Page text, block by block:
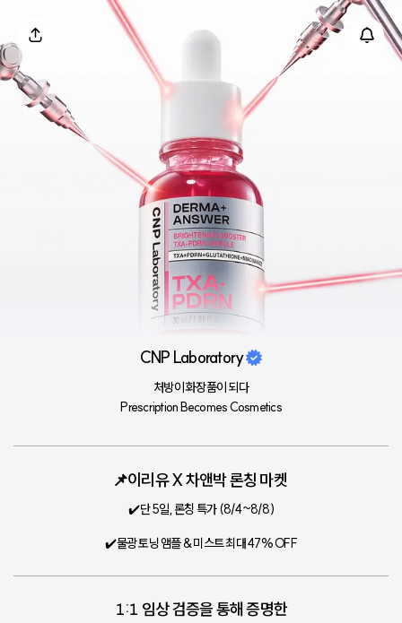
CNP Laboratory
처방이 화장품이 되다
Prescription Becomes Cosmetics
📌이리유 X 차앤박 론칭 마켓
✔️단 5일, 론칭 특가 (8/4~8/8)
✔️물광 토닝 앰플 & 미스트 최대 47% OFF
𝟷:𝟷 임상 검증을 통해 증명한